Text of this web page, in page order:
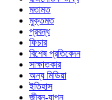
মতামত
মুক্তমত
প্রবন্ধ
ফিচার
বিশেষ প্রতিবেদন
সাক্ষাতকার
অন্য মিডিয়া
ইতিহাস
জীবন-যাপন